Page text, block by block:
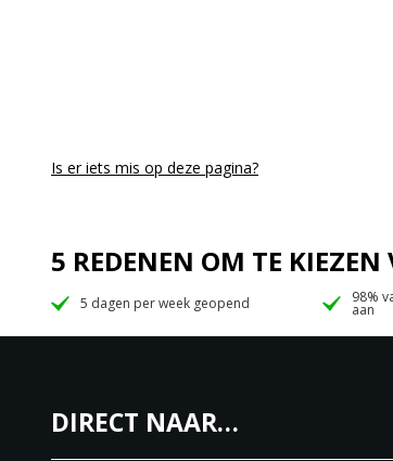
Is er iets mis op deze pagina?
5 REDENEN OM TE
5 dagen per week geopend 98%
aan
DIRECT NAAR…